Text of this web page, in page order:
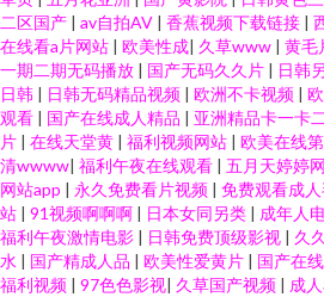
二区国产 | av自拍AV | 香蕉视频下载链接 |
在线看a片网站 | 欧美性成| 久草www | 黄毛
一期二期无码播放 | 国产无码久久片 | 日韩
日韩 | 日韩无码精品视频 | 欧洲不卡视频 |
观看 | 国产在线成人精品 | 亚洲精品卡一卡二
片 | 在线天堂黄 | 福利视频网站 | 欧美在线
清wwww| 福利午夜在线观看 | 五月天婷婷
网站app | 永久免费看片视频 | 免费观看成
站 | 91视频啊啊啊 | 日本女同另类 | 成年人
福利午夜激情电影 | 日韩免费顶级影视 | 久
水 | 国产精成人品 | 欧美性爱黄片 | 国产在
福利视频 | 97色色影视| 久草国产视频 | 成